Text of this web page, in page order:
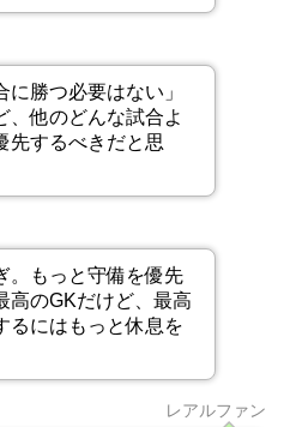
勝つ必要はない」
、他のどんな試合よ
先するべきだと思
。もっと守備を優先
高のGKだけど、最高
るにはもっと休息を
レアルファン